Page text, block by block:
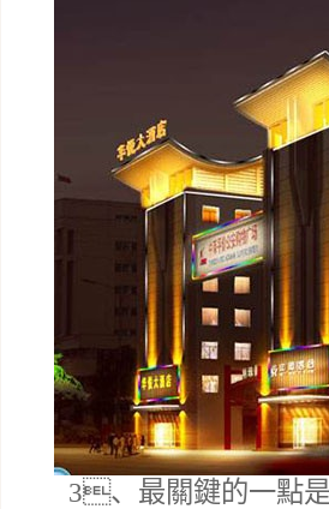
3、最關鍵的一點是